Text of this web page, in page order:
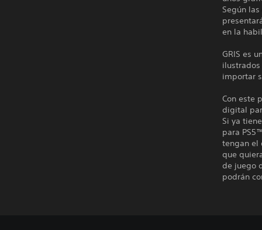
Según
en la
GRIS es
importar
Con este
digital
Si ya
para
tengan el
que
de juego
podrán